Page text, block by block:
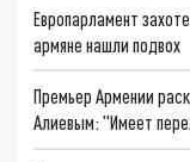
Европарламент
армяне нашли подвох
Премьер Армении
Алиевым: "Имеет